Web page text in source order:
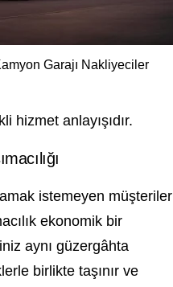
Garajı Nakliyeciler
hizmet anlayışıdır.
istemeyen müşteriler
ekonomik bir
aynı güzergâhta
birlikte taşınır ve